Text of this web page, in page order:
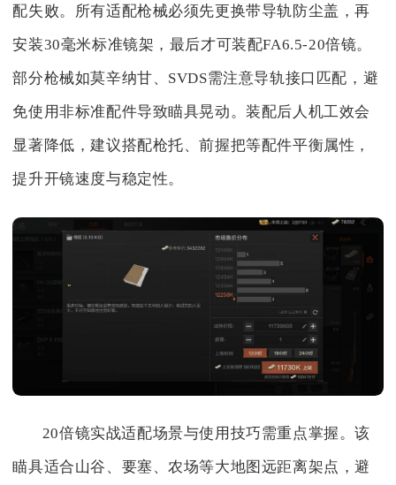
配失败。所有适配枪械必须先更换带导轨防尘盖，再
安装30毫米标准镜架，最后才可装配FA6.5-20倍镜。
部分枪械如莫辛纳甘、SVDS需注意导轨接口匹配，避
免使用非标准配件导致瞄具晃动。装配后人机工效会
显著降低，建议搭配枪托、前握把等配件平衡属性，
提升开镜速度与稳定性。
20倍镜实战适配场景与使用技巧需重点掌握。该
瞄具适合山谷、要塞、农场等大地图远距离架点，避